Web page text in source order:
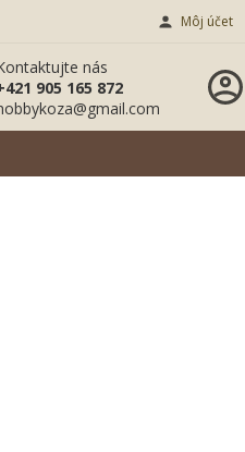
Môj účet
nás
905 165 872